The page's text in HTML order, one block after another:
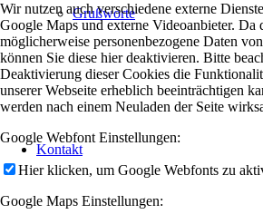
Grußworte
Kontakt
Wir nutzen auch verschiedene externe
Google Maps und externe Videoanbieter. Da
möglicherweise personenbezogene Daten
können Sie diese hier deaktivieren. Bitte
Deaktivierung dieser Cookies die
unserer Webseite erheblich beeinträchtigen
werden nach einem Neuladen der Seite
Google Webfont Einstellungen:
Hier klicken, um Google Webfonts zu
Google Maps Einstellungen: